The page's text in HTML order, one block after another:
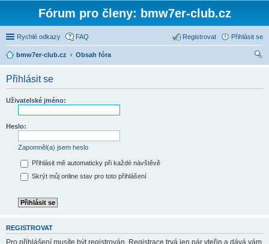
Fórum pro členy: bmw7er-club.cz
Rychlé odkazy FAQ Přihlásit se
Registrovat
bmw7er-club.cz
Obsah fóra
Přihlásit se
Uživatelské jméno:
Heslo:
Zapomněl(a) jsem heslo
Přihlásit mě automaticky při každé návštěvě
Skrýt můj online stav pro toto přihlášení
REGISTROVAT
Pro přihlášení musíte být registrován. Registrace trvá jen pár vteřin a dává vám